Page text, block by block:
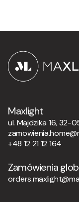
Maxlight
ul. Majdzika 16, 32-
+48 12 21 12 164
Zamówienia